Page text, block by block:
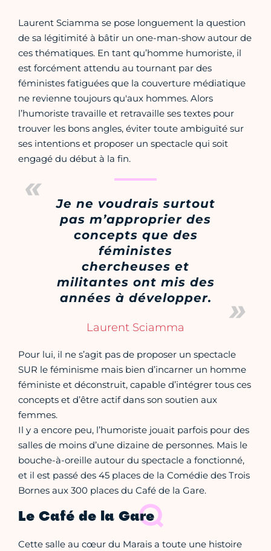
Laurent Sciamma se pose longuement la question
de sa légitimité à bâtir un one-man-show autour de
ces thématiques. En tant qu’homme humoriste, il
est forcément attendu au tournant par des
féministes fatiguées que la couverture médiatique
ne revienne toujours qu'aux hommes. Alors
l’humoriste travaille et retravaille ses textes pour
trouver les bons angles, éviter toute ambiguïté sur
ses intentions et proposer un spectacle qui soit
engagé du début à la fin.
Je ne voudrais surtout
pas m’approprier des
concepts que des
féministes
chercheuses et
militantes ont mis des
années à développer.
Laurent Sciamma
Pour lui, il ne s’agit pas de proposer un spectacle
SUR le féminisme mais bien d’incarner un homme
féministe et déconstruit, capable d’intégrer tous ces
concepts et d’être actif dans son soutien aux
femmes.
Il y a encore peu, l’humoriste jouait parfois pour des
salles de moins d’une dizaine de personnes. Mais le
bouche-à-oreille autour du spectacle a fonctionné,
et il est passé des 45 places de la Comédie des Trois
Bornes aux 300 places du Café de la Gare.
Le Café de la Gare
Cette salle au cœur du Marais a toute une histoire